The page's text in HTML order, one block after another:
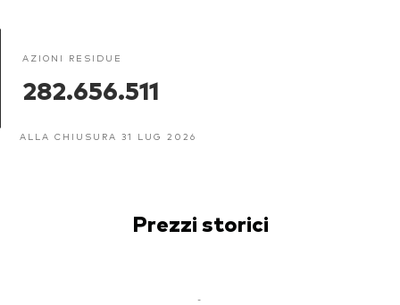
AZIONI RESIDUE
282.656.511
ALLA CHIUSURA 31 LUG 2026
Prezzi storici
-